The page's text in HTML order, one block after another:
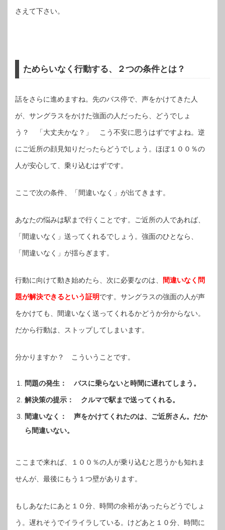
さえて下さい。
ためらいなく行動する、２つの条件とは？
話をさらに進めますね。先のバス停で、声をかけてきた人
が、サングラスをかけた強面の人だったら、どうでしょ
う？ 「大丈夫かな？」 こう不安に思うはずですよね。逆
にご近所の顔見知りだったらどうでしょう。ほぼ１００％の
人が安心して、乗り込むはずです。
ここで次の条件、「間違いなく」が出てきます。
あなたの悩みは駅まで行くことです。ご近所の人であれば、
「間違いなく」送ってくれるでしょう。強面のひとなら、
「間違いなく」が揺らぎます。
行動に向けて動き始めたら、次に必要なのは、 間違いなく問
題が解決できるという証明です。サングラスの強面の人が声
をかけても、間違いなく送ってくれるかどうか分からない。
だから行動は、ストップしてしまいます。
分かりますか？ こういうことです。
問題の発生： バスに乗らないと時間に遅れてしまう。
解決策の提示： クルマで駅まで送ってくれる。
間違いなく： 声をかけてくれたのは、ご近所さん。だか
ら間違いない。
ここまで来れば、１００％の人が乗り込むと思うかも知れま
せんが、最後にもう１つ壁があります。
もしあなたにあと１０分、時間の余裕があったらどうでしょ
う。遅れそうでイライラしている。けどあと１０分、時間に